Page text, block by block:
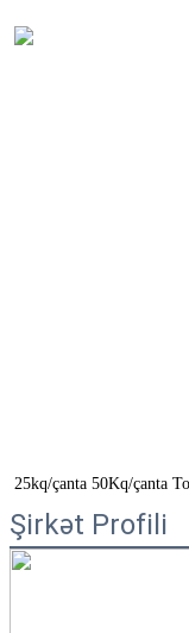
25kq/çanta 50Kq/çanta
Şirkət Profili